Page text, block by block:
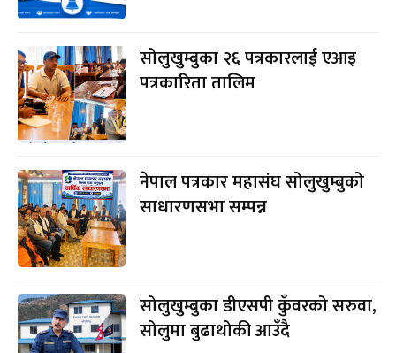
सोलुखुम्बुका २६ पत्रकारलाई एआइ
पत्रकारिता तालिम
नेपाल पत्रकार महासंघ सोलुखुम्बुको
साधारणसभा सम्पन्न
सोलुखुम्बुका डीएसपी कुँवरको सरुवा,
सोलुमा बुढाथोकी आउँदै